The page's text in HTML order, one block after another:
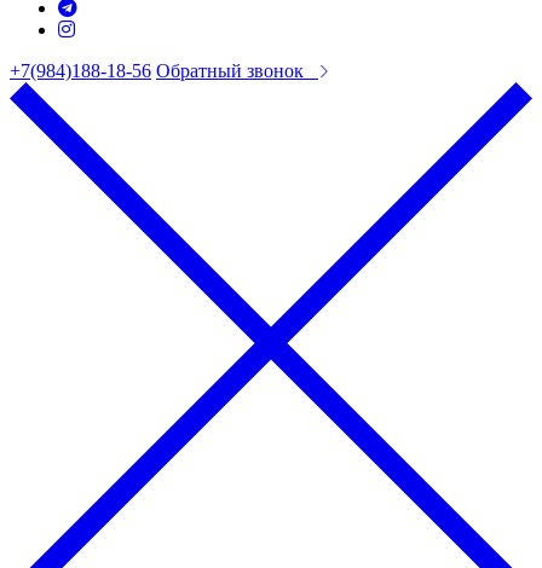
+7(984)188-18-56 Обратный звонок